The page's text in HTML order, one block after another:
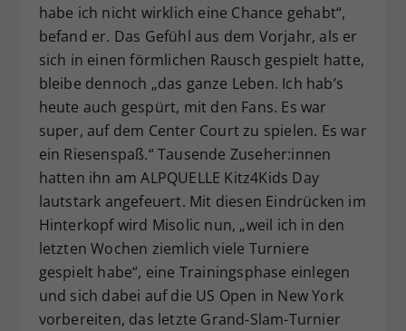
habe ich nicht wirklich eine Chance gehabt“,
befand er. Das Gefühl aus dem Vorjahr, als er
sich in einen förmlichen Rausch gespielt hatte,
bleibe dennoch „das ganze Leben. Ich hab’s
heute auch gespürt, mit den Fans. Es war
super, auf dem Center Court zu spielen. Es war
ein Riesenspaß.“ Tausende Zuseher:innen
hatten ihn am ALPQUELLE Kitz4Kids Day
lautstark angefeuert. Mit diesen Eindrücken im
Hinterkopf wird Misolic nun, „weil ich in den
letzten Wochen ziemlich viele Turniere
gespielt habe“, eine Trainingsphase einlegen
und sich dabei auf die US Open in New York
vorbereiten, das letzte Grand-Slam-Turnier